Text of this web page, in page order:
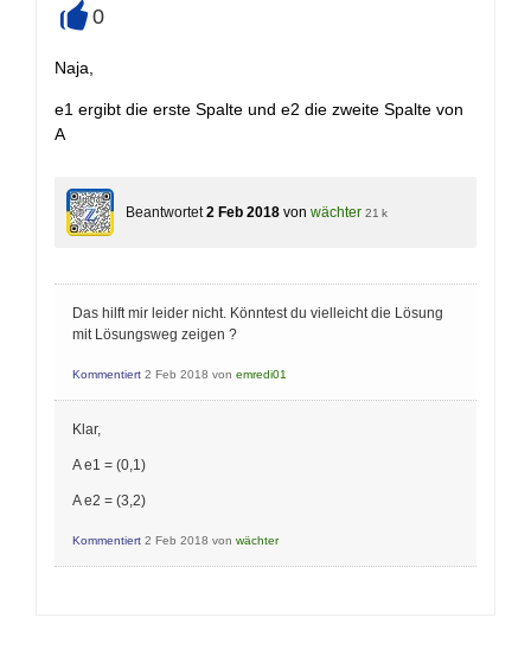
0
Naja,
e1 ergibt die erste Spalte und e2 die zweite Spalte von
A
Beantwortet 2 Feb 2018 von wächter 21 k
Das hilft mir leider nicht. Könntest du vielleicht die Lösung
mit Lösungsweg zeigen ?
Kommentiert 2 Feb 2018 von emredi01
Klar,
A e1 = (0,1)
A e2 = (3,2)
Kommentiert 2 Feb 2018 von wächter